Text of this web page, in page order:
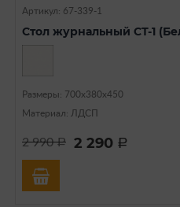
Артикул: 67-339-1
Стол журнальный СТ-1
Размеры: 700х380х450
Материал: ЛДСП
2 990a 2 290 a